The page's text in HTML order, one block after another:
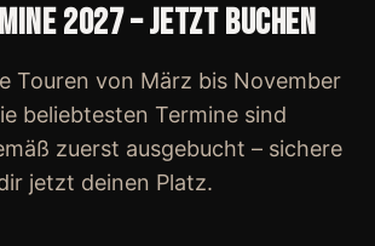
2027 – jetzt buchen
Touren von März bis November
beliebtesten Termine sind
zuerst ausgebucht – sichere
jetzt deinen Platz.